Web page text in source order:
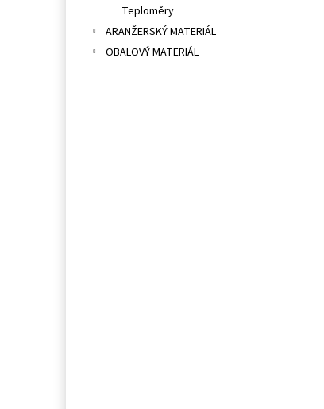
Teploměry
ARANŽERSKÝ MATERIÁL
OBALOVÝ MATERIÁL